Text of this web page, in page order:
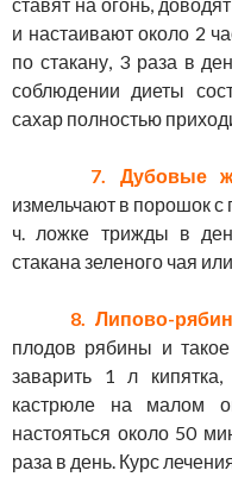
ставят на огонь,
и настаивают около 2
по стакану, 3 раза в
соблюдении диеты
сахар полностью
7. Дубовые
измельчают в порошок
ч. ложке трижды в
стакана зеленого чая
8. Липово-
плодов рябины и
заварить 1 л
кастрюле на малом
настояться около 50
раза в день. Курс